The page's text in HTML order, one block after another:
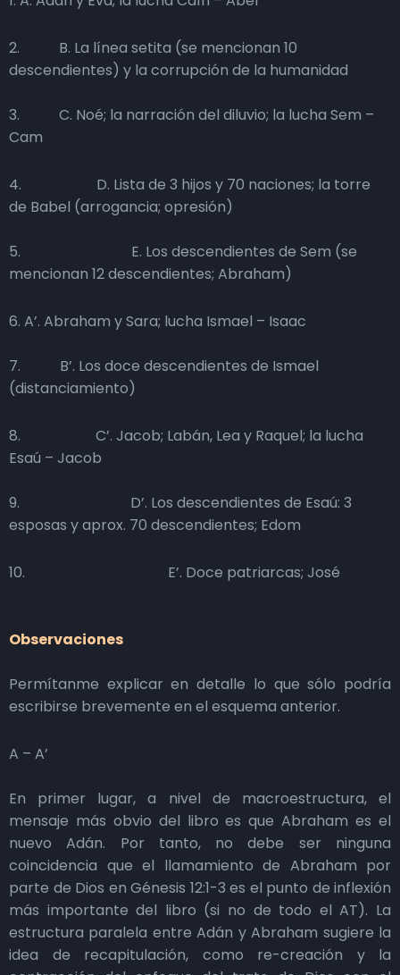
2. B. La línea setita (se mencionan 10
descendientes) y la corrupción de la humanidad
3. C. Noé; la narración del diluvio; la lucha Sem –
Cam
4. D. Lista de 3 hijos y 70 naciones; la torre
de Babel (arrogancia; opresión)
5. E. Los descendientes de Sem (se
mencionan 12 descendientes; Abraham)
6. A’. Abraham y Sara; lucha Ismael – Isaac
7. B’. Los doce descendientes de Ismael
(distanciamiento)
8. C’. Jacob; Labán, Lea y Raquel; la lucha
Esaú – Jacob
9. D’. Los descendientes de Esaú: 3
esposas y aprox. 70 descendientes; Edom
10. E’. Doce patriarcas; José
Observaciones
Permítanme explicar en detalle lo que sólo podría
escribirse brevemente en el esquema anterior.
A – A’
En primer lugar, a nivel de macroestructura, el
mensaje más obvio del libro es que Abraham es el
nuevo Adán. Por tanto, no debe ser ninguna
coincidencia que el llamamiento de Abraham por
parte de Dios en Génesis 12:1-3 es el punto de inflexión
más importante del libro (si no de todo el AT). La
estructura paralela entre Adán y Abraham sugiere la
idea de recapitulación, como re-creación y la